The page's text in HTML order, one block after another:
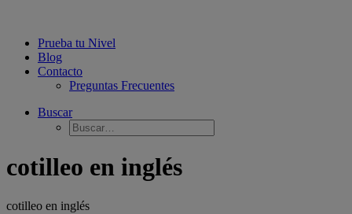
Prueba tu Nivel
Blog
Contacto
Preguntas Frecuentes
Buscar
cotilleo en inglés
cotilleo en inglés